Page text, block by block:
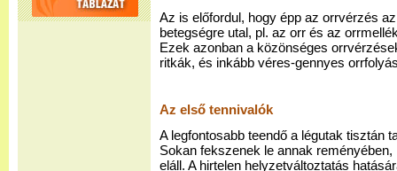
Az is előfordul, hogy épp az orrvérzés
betegségre utal, pl. az orr és az
Ezek azonban a közönséges
ritkák, és inkább véres-gennyes
Az első tennivalók
A legfontosabb teendő a légutak tisztán
Sokan fekszenek le annak
eláll. A hirtelen helyzetváltoztatás